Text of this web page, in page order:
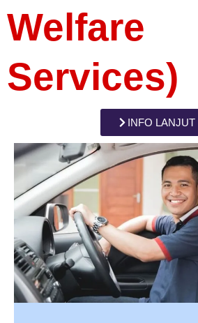
Welfare
Services)
INFO LANJUT